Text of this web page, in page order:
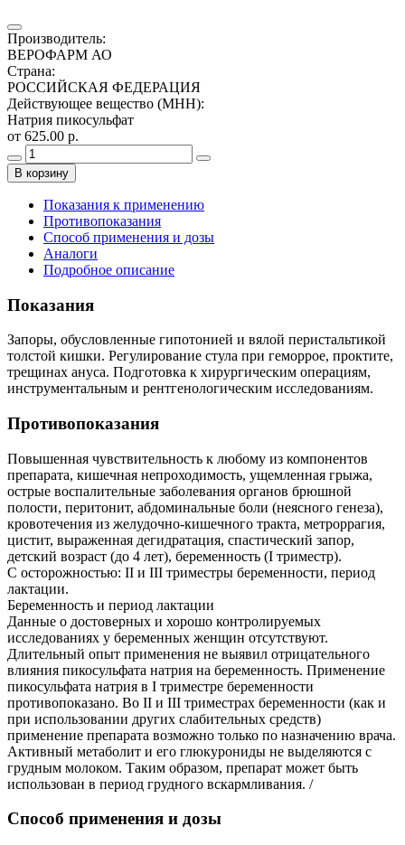
Производитель:
ВЕРОФАРМ АО
Страна:
РОССИЙСКАЯ ФЕДЕРАЦИЯ
Действующее вещество (МНН):
Натрия пикосульфат
от 625.00 р.
В корзину
Показания к применению
Противопоказания
Способ применения и дозы
Аналоги
Подробное описание
Показания
Запоры, обусловленные гипотонией и вялой перистальтикой
толстой кишки. Регулирование стула при геморрое, проктите,
трещинах ануса. Подготовка к хирургическим операциям,
инструментальным и рентгенологическим исследованиям.
Противопоказания
Повышенная чувствительность к любому из компонентов
препарата, кишечная непроходимость, ущемленная грыжа,
острые воспалительные заболевания органов брюшной
полости, перитонит, абдоминальные боли (неясного генеза),
кровотечения из желудочно-кишечного тракта, метроррагия,
цистит, выраженная дегидратация, спастический запор,
детский возраст (до 4 лет), беременность (I триместр).
С осторожностью: II и III триместры беременности, период
лактации.
Беременность и период лактации
Данные о достоверных и хорошо контролируемых
исследованиях у беременных женщин отсутствуют.
Длительный опыт применения не выявил отрицательного
влияния пикосульфата натрия на беременность. Применение
пикосульфата натрия в I триместре беременности
противопоказано. Во II и III триместрах беременности (как и
при использовании других слабительных средств)
применение препарата возможно только по назначению врача.
Активный метаболит и его глюкурониды не выделяются с
грудным молоком. Таким образом, препарат может быть
использован в период грудного вскармливания. /
Способ применения и дозы